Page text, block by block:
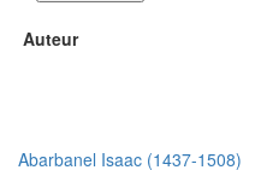
Auteur
Abarbanel Isaac (1437-1508)